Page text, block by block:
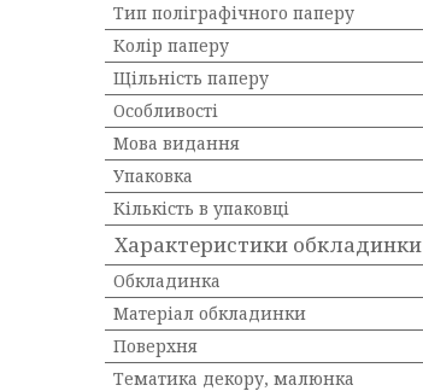
Тип поліграфічного паперу
Колір паперу
Щільність паперу
Особливості
Мова видання
Упаковка
Кількість в упаковці
Характеристики обкладинки
Обкладинка
Матеріал обкладинки
Поверхня
Тематика декору, малюнка